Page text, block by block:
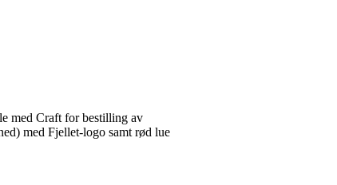
med Craft for bestilling av
med Fjellet-logo samt rød lue